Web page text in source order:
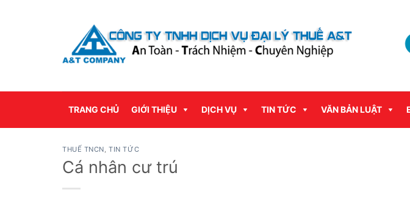
TRANG CHỦ GIỚI THIỆU DỊCH VỤ TIN TỨC VĂN BẢN LUẬT
THUẾ TNCN,TIN TỨC
Cá nhân cư trú